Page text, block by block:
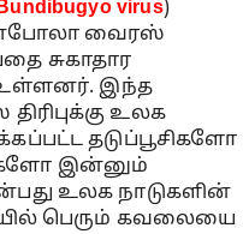
virus)
எபோலா வைரஸ்
சுகாதார
உள்ளனர். இந்த
உலக
தடுப்பூசிகளோ
இன்னும்
உலக நாடுகளின்
பெரும் கவலையை